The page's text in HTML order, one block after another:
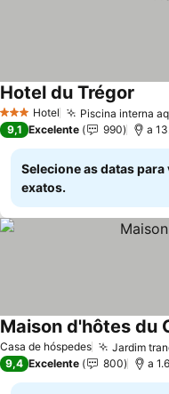
3 EstrelasHotel Piscina interna
Hotel du Trégor
9,1 Excelente 990 a
Selecione as datas
exatos.
Casa de hóspedes Jardim
Maison d'hôtes du
9,4 Excelente 800 a